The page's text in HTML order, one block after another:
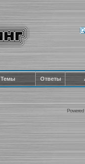
Темы Ответы